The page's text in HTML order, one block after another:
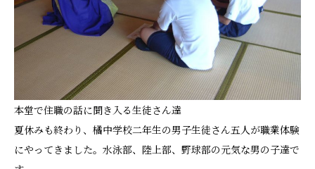
本堂で住職の話に聞き入る生徒さん達
夏休みも終わり、橘中学校二年生の男子生徒さん五人が職業体験
にやってきました。水泳部、陸上部、野球部の元気な男の子達で